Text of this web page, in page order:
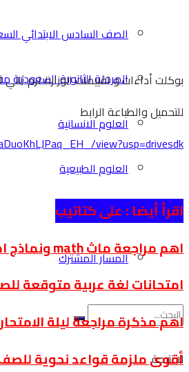
الصف السادس الابتدائي
المرحلة الثانوية السعودية
العلوم الانسانية
العلوم الطبيعية
المسار الاختياري
المسار المشترك
لا نتيجة
بوكلت أداءات و تقييمات الوزارة ترم ثاني
للتحميل والطباعة الرابط
view?usp=drivesdk
اقرأ أيضا : على كتاتيب
اهم مراجعة ماث math ونماذج امتحانات متوقعة للصف الخامس الابتدائي لغات الفصل الدراسي الثاني
امتحانات لغة عربية متوقعة
اهم مذكرة مراجعة ليلة
أقوى ملزمة قواعد نحوية للصف